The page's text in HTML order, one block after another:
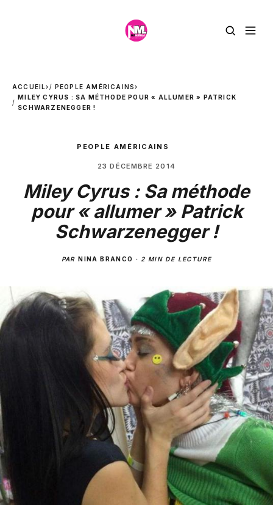
ACCUEIL› PEOPLE AMÉRICAINS›
MILEY CYRUS : SA MÉTHODE POUR « ALLUMER » PATRICK
SCHWARZENEGGER !
PEOPLE AMÉRICAINS
23 DÉCEMBRE 2014
Miley Cyrus : Sa méthode
pour « allumer » Patrick
Schwarzenegger !
PARNINA BRANCO · 2 MIN DE LECTURE